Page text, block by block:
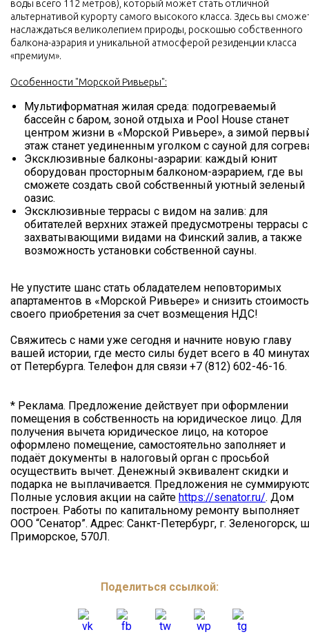
воды всего 112 метров), который может стать отличной
альтернативой курорту самого высокого класса. Здесь вы
наслаждаться великолепием природы, роскошью собственного
балкона-аэрария и уникальной атмосферой резиденции класса
«премиум».
Особенности "Морской Ривьеры":
Мультиформатная жилая среда: подогреваемый
бассейн с баром, зоной отдыха и Pool House станет
центром жизни в «Морской Ривьере», а зимой
этаж станет уединенным уголком с сауной для
Эксклюзивные балконы-аэрарии: каждый юнит
оборудован просторным балконом-аэрарием, где вы
сможете создать свой собственный уютный зеленый
оазис.
Эксклюзивные террасы с видом на залив: для
обитателей верхних этажей предусмотрены террасы с
захватывающими видами на Финский залив, а также
возможность установки собственной сауны.
Не упустите шанс стать обладателем неповторимых
апартаментов в «Морской Ривьере» и снизить стоимость
своего приобретения за счет возмещения НДС!
Свяжитесь с нами уже сегодня и начните новую главу
вашей истории, где место силы будет всего в 40 минутах
от Петербурга. Телефон для связи +7 (812) 602-46-16.
* Реклама. Предложение действует при оформлении
помещения в собственность на юридическое лицо. Для
получения вычета юридическое лицо, на которое
оформлено помещение, самостоятельно заполняет и
подаёт документы в налоговый орган с просьбой
осуществить вычет. Денежный эквивалент скидки и
подарка не выплачивается. Предложения не
Полные условия акции на сайте https://senator.ru/. Дом
построен. Работы по капитальному ремонту выполняет
ООО “Сенатор”. Адрес: Санкт-Петербург, г. Зеленогорск,
Приморское, 570Л.
Поделиться ссылкой: